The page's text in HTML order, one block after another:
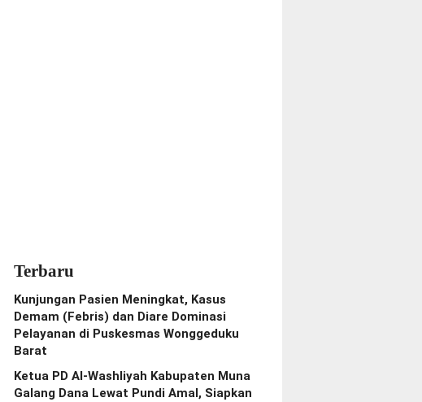
Terbaru
Kunjungan Pasien Meningkat, Kasus
Demam (Febris) dan Diare Dominasi
Pelayanan di Puskesmas Wonggeduku
Barat
Ketua PD Al-Washliyah Kabupaten Muna
Galang Dana Lewat Pundi Amal, Siapkan